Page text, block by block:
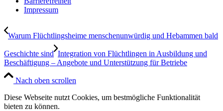
Impressum
Warum Flüchtlingsheime menschenunwürdig und Hebammen bald
Geschichte sind Integration von Flüchtlingen in Ausbildung und
Beschäftigung – Angebote und Unterstützung für Betriebe
Nach oben scrollen
Diese Webseite nutzt Cookies, um bestmögliche Funktionalität
bieten zu können.